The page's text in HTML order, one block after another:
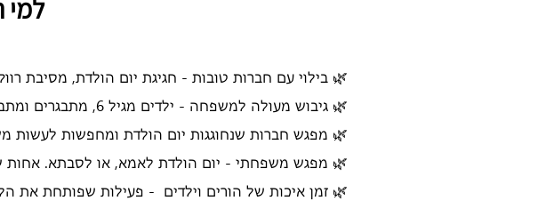
🌿 בילוי עם חברות טובות - חגיגת יום הולדת, מסיבת
🌿 גיבוש מעולה למשפחה - ילדים מגיל 6, מתבגרים ומתבגרות, ואפילו כשהילדים כבר בני 20+.
🌿 מפגש חברות שנחוגגות יום הולדת ומחפשות לעשות
🌿 מפגש משפחתי - יום הולדת לאמא, או לסבתא. אחות
🌿 זמן איכות של הורים וילדים - פעילות שפותחת את